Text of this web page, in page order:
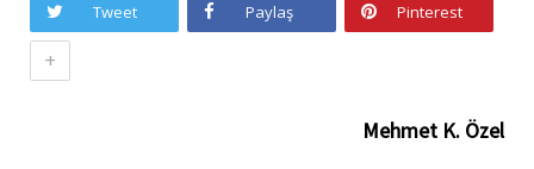
Tweet Paylaş Pinterest
+
Mehmet K. Özel